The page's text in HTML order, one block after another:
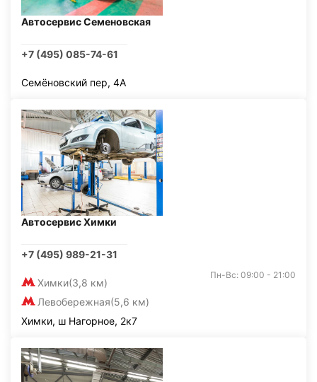
Автосервис Семеновская
+7 (495) 085-74-61
Семёновский пер, 4А
Автосервис Химки
+7 (495) 989-21-31
Химки(3,8 км)
Левобережная(5,6 км)
Пн-Вс: 09:00 - 21:00
Химки, ш Нагорное, 2к7